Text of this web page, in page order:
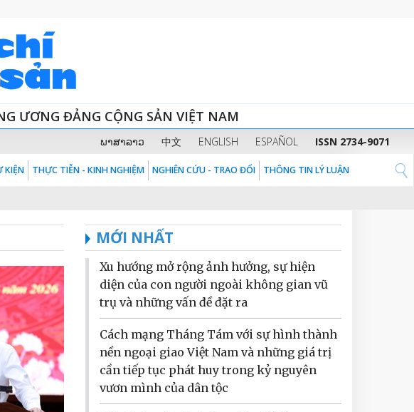
ƯƠNG ĐẢNG CỘNG SẢN VIỆT NAM
ພາສາລາວ 中文 ENGLISH ESPAÑOL ISSN 2734-9071
KIỆN THỰC TIỄN - KINH NGHIỆM NGHIÊN CỨU - TRAO ĐỔI THÔNG TIN LÝ LUẬN
MỚI NHẤT
Xu hướng mở rộng ảnh hưởng, sự hiện
diện của con người ngoài không gian vũ
trụ và những vấn đề đặt ra
Cách mạng Tháng Tám với sự hình thành
nền ngoại giao Việt Nam và những giá trị
cần tiếp tục phát huy trong kỷ nguyên
vươn mình của dân tộc